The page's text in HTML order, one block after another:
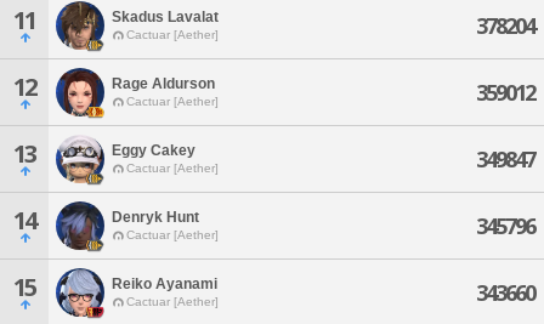
11 Skadus Lavalat
Cactuar [Aether] 378204
12 Rage Aldurson
Cactuar [Aether] 359012
13 Eggy Cakey
Cactuar [Aether] 349847
14 Denryk Hunt
Cactuar [Aether] 345796
15 Reiko Ayanami
Cactuar [Aether] 343660